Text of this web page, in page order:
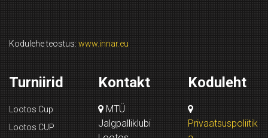
Kodulehe teostus: www.innar.eu
Turniirid
Lootos Cup
Lootos CUP
Kontakt
MTÜ
Jalgpalliklubi
Koduleht
Privaatsuspoliitik